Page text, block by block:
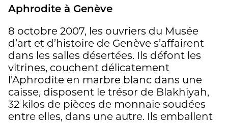
Aphrodite à Genève
8 octobre 2007, les ouvriers du Musée
d’art et d’histoire de Genève s’affairent
dans les salles désertées. Ils défont les
vitrines, couchent délicatement
l’Aphrodite en marbre blanc dans une
caisse, disposent le trésor de Blakhiyah,
32 kilos de pièces de monnaie soudées
entre elles, dans une autre. Ils emballent